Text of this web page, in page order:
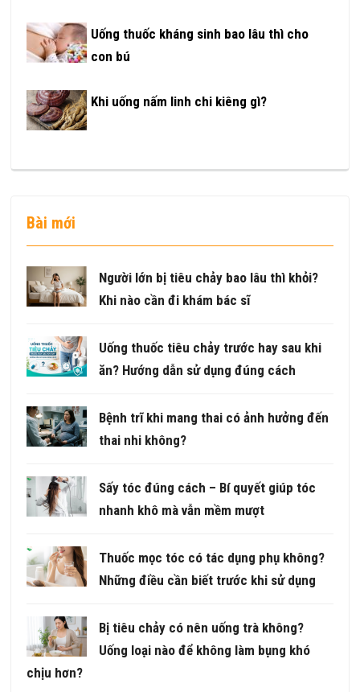
Uống thuốc kháng sinh bao lâu thì cho
con bú
Khi uống nấm linh chi kiêng gì?
Bài mới
Người lớn bị tiêu chảy bao lâu thì khỏi?
Khi nào cần đi khám bác sĩ
Uống thuốc tiêu chảy trước hay sau khi
ăn? Hướng dẫn sử dụng đúng cách
Bệnh trĩ khi mang thai có ảnh hưởng đến
thai nhi không?
Sấy tóc đúng cách – Bí quyết giúp tóc
nhanh khô mà vẫn mềm mượt
Thuốc mọc tóc có tác dụng phụ không?
Những điều cần biết trước khi sử dụng
Bị tiêu chảy có nên uống trà không?
Uống loại nào để không làm bụng khó
chịu hơn?